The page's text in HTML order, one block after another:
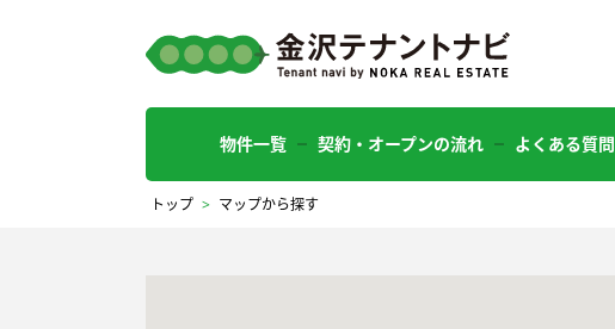
物件一覧 契約・オープンの流れ よくある質問
トップ > マップから探す